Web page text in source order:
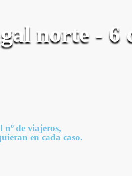
norte - 6
de viajeros,
en cada caso.